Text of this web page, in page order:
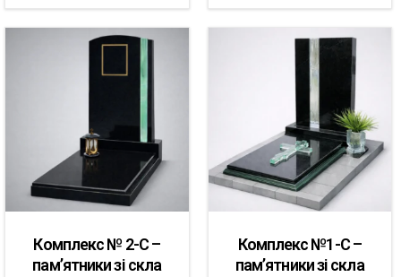
Комплекс № 2-С –
пам’ятники зі скла
Комплекс №1-С –
пам’ятники зі скла